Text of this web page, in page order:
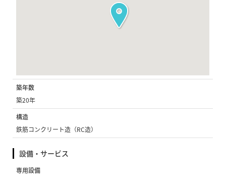
築年数
築20年
構造
鉄筋コンクリート造（RC造）
設備・サービス
専用設備